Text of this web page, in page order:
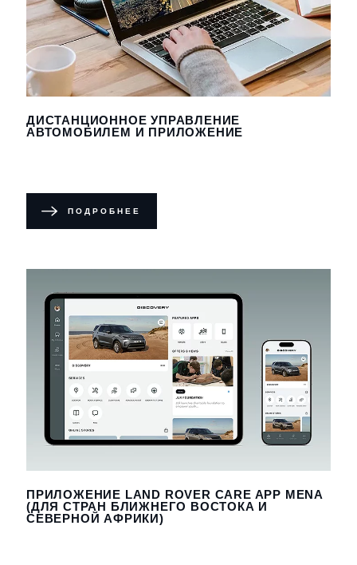
ДИСТАНЦИОННОЕ УПРАВЛЕНИЕ
АВТОМОБИЛЕМ И ПРИЛОЖЕНИЕ
ПОДРОБНЕЕ
ПРИЛОЖЕНИЕ LAND ROVER CARE APP MENA
(ДЛЯ СТРАН БЛИЖНЕГО ВОСТОКА И
СЕВЕРНОЙ АФРИКИ)